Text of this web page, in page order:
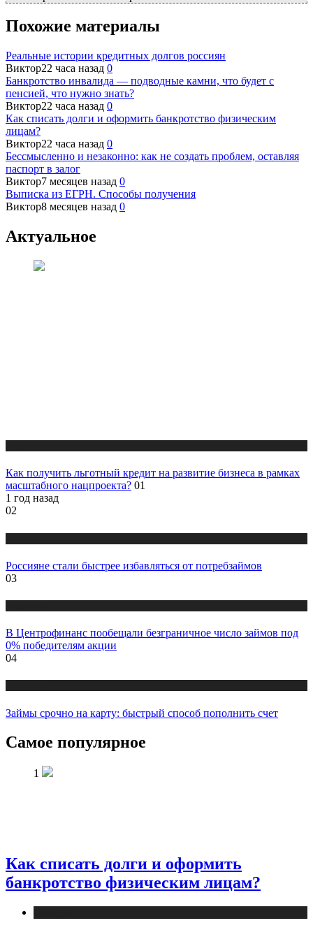
Похожие материалы
Реальные истории кредитных долгов россиян
Виктор22 часа назад 0
Банкротство инвалида — подводные камни, что будет с
пенсией, что нужно знать?
Виктор22 часа назад 0
Как списать долги и оформить банкротство физическим
лицам?
Виктор22 часа назад 0
Бессмысленно и незаконно: как не создать проблем, оставляя
паспорт в залог
Виктор7 месяцев назад 0
Выписка из ЕГРН. Способы получения
Виктор8 месяцев назад 0
Актуальное
Как получить льготный кредит на развитие бизнеса в рамках
масштабного нацпроекта? 01
1 год назад
02
Россияне стали быстрее избавляться от потребзаймов
03
В Центрофинанс пообещали безграничное число займов под
0% победителям акции
04
Займы срочно на карту: быстрый способ пополнить счет
Самое популярное
1
Как списать долги и оформить
банкротство физическим лицам?